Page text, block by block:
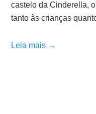
castelo da Cinderella,
tanto às crianças
Leia mais →